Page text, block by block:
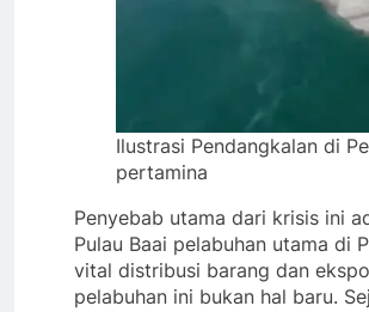
Ilustrasi Pendangkalan di
pertamina
Penyebab utama dari krisis ini
Pulau Baai pelabuhan utama di
vital distribusi barang dan
pelabuhan ini bukan hal baru.